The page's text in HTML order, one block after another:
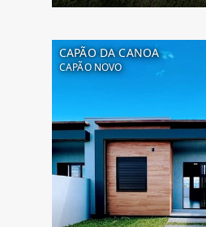
CAPÃO DA CANOA
CAPÃO NOVO